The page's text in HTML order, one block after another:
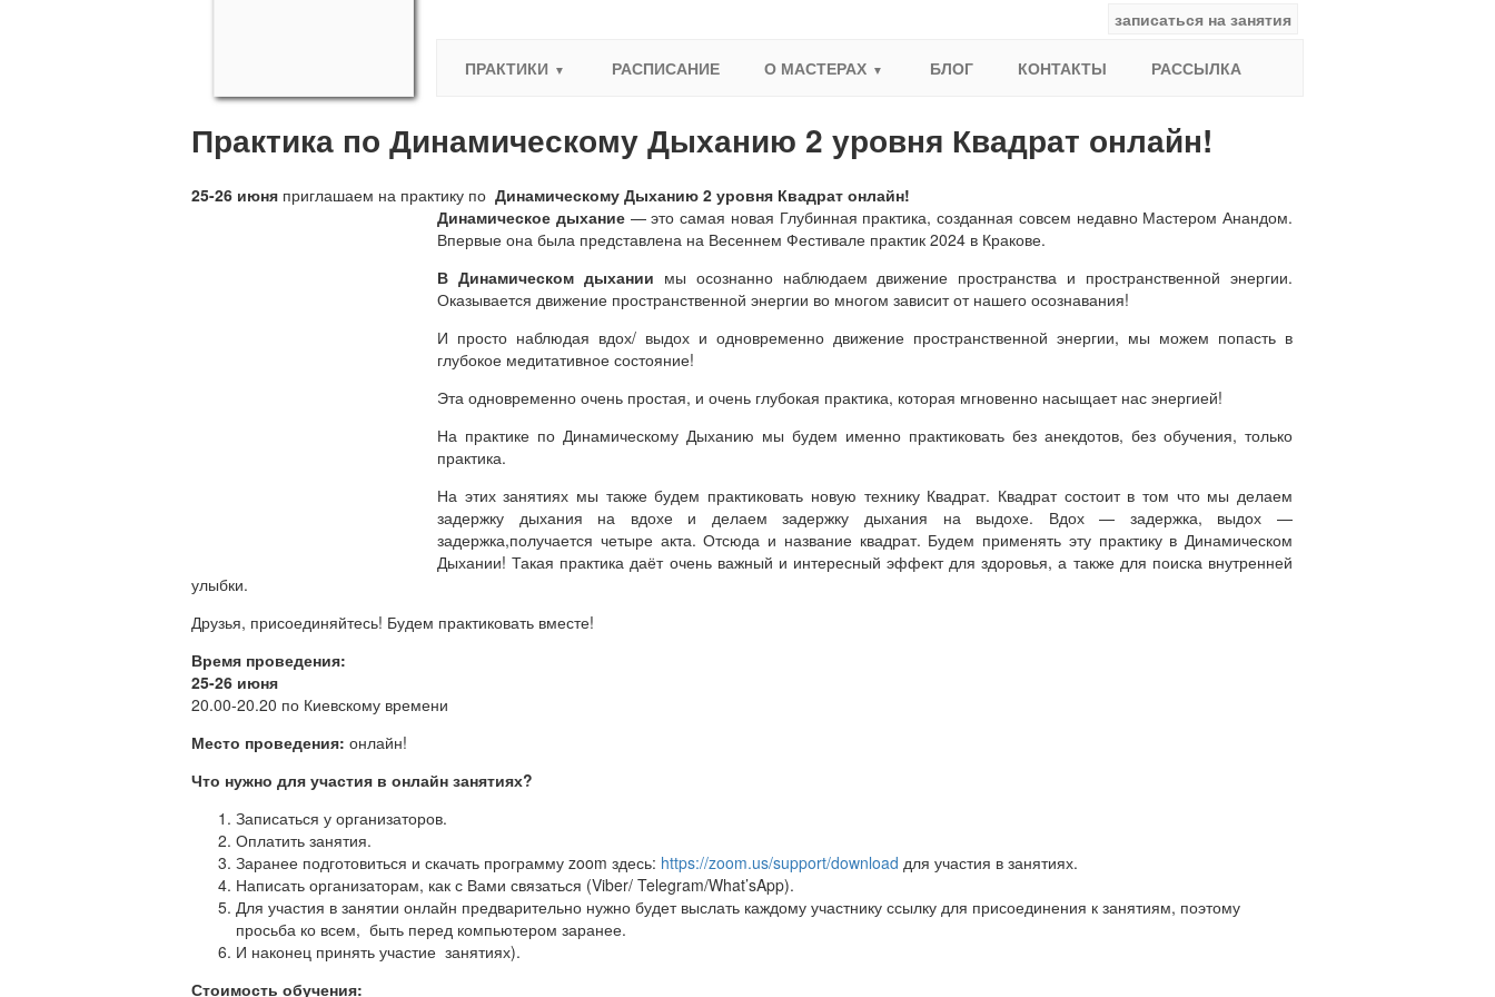
записаться на занятия
ПРАКТИКИ
РАСПИСАНИЕ О МАСТЕРАХ БЛОГ КОНТАКТЫ РАССЫЛКА
Практика по Динамическому Дыханию 2 уровня Квадрат онлайн!
25-26 июня приглашаем на практику по Динамическому Дыханию 2 уровня Квадрат онлайн!
Динамическое дыхание— это самая новая Глубинная практика, созданная совсем недавно Мастером Анандом.
Впервые она была представлена на Весеннем Фестивале практик 2024 в Кракове.
В Динамическом дыхании мы осознанно наблюдаем движение пространства и пространственной энергии.
Оказывается движение пространственной энергии во многом зависит от нашего осознавания!
И просто наблюдая вдох/ выдох и одновременно движение пространственной энергии, мы можем попасть в
глубокое медитативное состояние!
Эта одновременно очень простая, и очень глубокая практика, которая мгновенно насыщает нас энергией!
На практике по Динамическому Дыханию мы будем именно практиковать без анекдотов, без обучения, только
практика.
На этих занятиях мы также будем практиковать новую технику Квадрат. Квадрат состоит в том что мы делаем
задержку дыхания на вдохе и делаем задержку дыхания на выдохе. Вдох — задержка, выдох —
задержка,получается четыре акта. Отсюда и название квадрат. Будем применять эту практику в Динамическом
Дыхании! Такая практика даёт очень важный и интересный эффект для здоровья, а также для поиска внутренней
улыбки.
Друзья, присоединяйтесь! Будем практиковать вместе!
Время проведения:
25-26 июня
20.00-20.20 по Киевскому времени
Место проведения: онлайн!
Что нужно для участия в онлайн занятиях?
Записаться у организаторов.
Оплатить занятия.
Заранее подготовиться и скачать программу zoom здесь: https://zoom.us/support/download для участия в занятиях.
Написать организаторам, как с Вами связаться (Viber/ Telegram/What’sApp).
Для участия в занятии онлайн предварительно нужно будет выслать каждому участнику ссылку для присоединения к занятиям, поэтому
просьба ко всем, быть перед компьютером заранее.
И наконец принять участие занятиях).
Стоимость обучения: